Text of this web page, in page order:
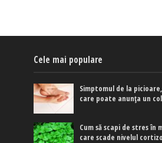
Cele mai populare
Simptomul de la
care poate anunța un
Cum să scapi de stres în
care scade nivelul